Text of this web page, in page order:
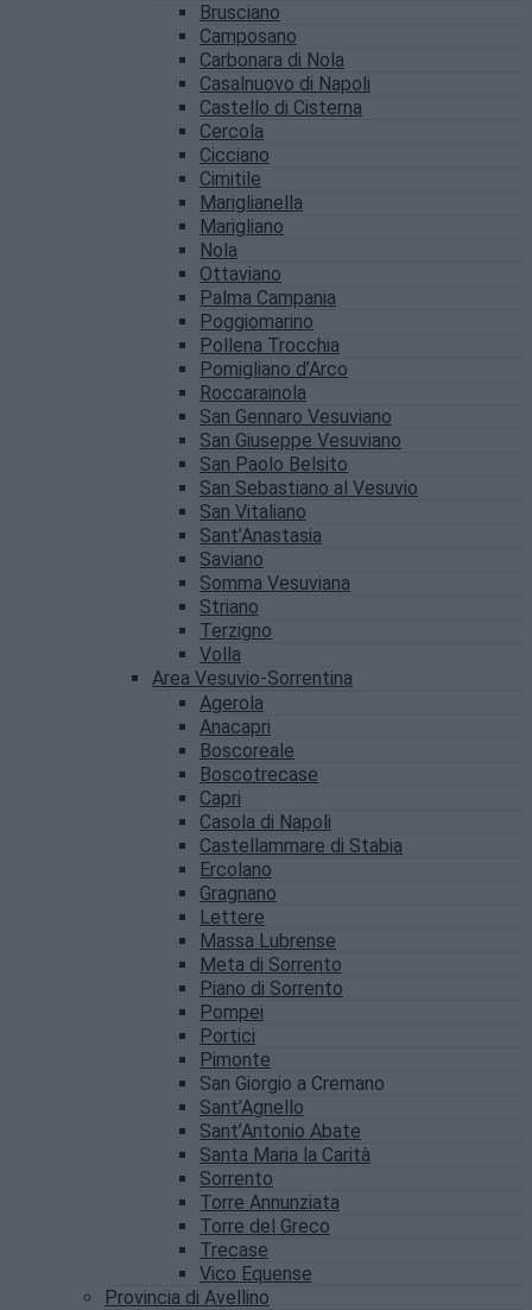
Brusciano
Camposano
Carbonara di Nola
Casalnuovo di Napoli
Castello di Cisterna
Cercola
Cicciano
Cimitile
Mariglianella
Marigliano
Nola
Ottaviano
Palma Campania
Poggiomarino
Pollena Trocchia
Pomigliano d’Arco
Roccarainola
San Gennaro Vesuviano
San Giuseppe Vesuviano
San Paolo Belsito
San Sebastiano al Vesuvio
San Vitaliano
Sant’Anastasia
Saviano
Somma Vesuviana
Striano
Terzigno
Volla
Area Vesuvio-Sorrentina
Agerola
Anacapri
Boscoreale
Boscotrecase
Capri
Casola di Napoli
Castellammare di Stabia
Ercolano
Gragnano
Lettere
Massa Lubrense
Meta di Sorrento
Piano di Sorrento
Pompei
Portici
Pimonte
San Giorgio a Cremano
Sant’Agnello
Sant’Antonio Abate
Santa Maria la Carità
Sorrento
Torre Annunziata
Torre del Greco
Trecase
Vico Equense
Provincia di Avellino